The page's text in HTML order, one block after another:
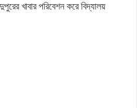
খাবার পরিবেশন করে বিদ্যালয়